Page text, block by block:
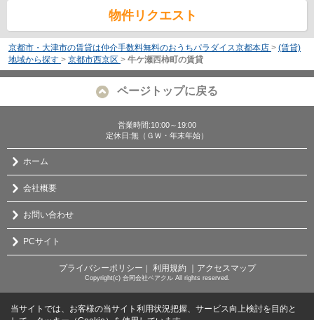
物件リクエスト
京都市・大津市の賃貸は仲介手数料無料のおうちパラダイス京都本店 > (賃貸)
地域から探す > 京都市西京区 > 牛ケ瀬西柿町の賃貸
ページトップに戻る
営業時間:10:00～19:00
定休日:無（ＧＷ・年末年始）
ホーム
会社概要
お問い合わせ
PCサイト
プライバシーポリシー ｜ 利用規約 ｜アクセスマップ
Copyright(c) 合同会社ベアクル All rights reserved.
当サイトでは、お客様の当サイト利用状況把握、サービス向上検討を目的と